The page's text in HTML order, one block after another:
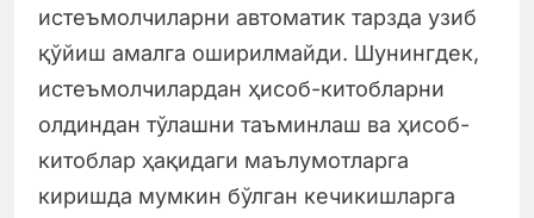
истеъмолчиларни автоматик тарзда узиб
қўйиш амалга оширилмайди. Шунингдек,
истеъмолчилардан ҳисоб-китобларни
олдиндан тўлашни таъминлаш ва ҳисоб-
китоблар ҳақидаги маълумотларга
киришда мумкин бўлган кечикишларга